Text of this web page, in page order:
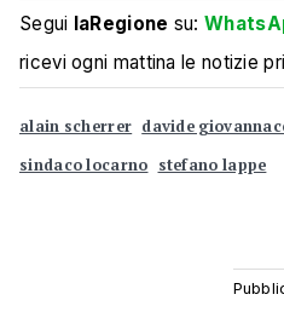
Segui laRegione su:
ricevi ogni mattina le notizie
alain scherrer davide
sindaco locarno stefano lappe